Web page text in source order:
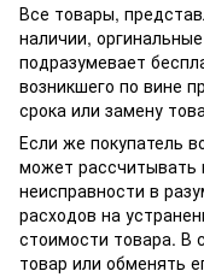
Все товары,
наличии,
подразумевает
возникшего по вине
срока или замену
Если же покупатель
может рассчитывать
неисправности в
расходов на
стоимости товара. В
товар или обменять